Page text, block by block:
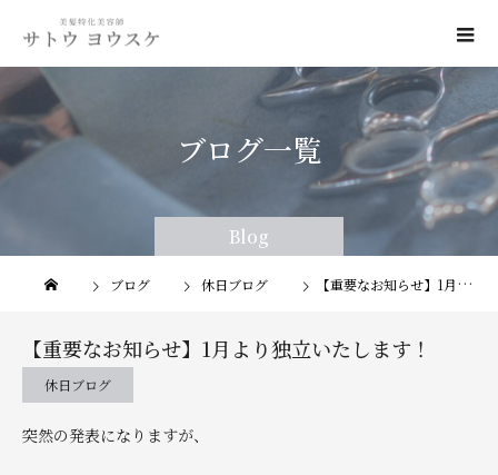
Blog
Blog
ブログ一覧
ブログ 休日ブログ 【重要なお知らせ】1月より独立いたします！
【重要なお知らせ】1月より独立いたします！
休日ブログ
突然の発表になりますが、